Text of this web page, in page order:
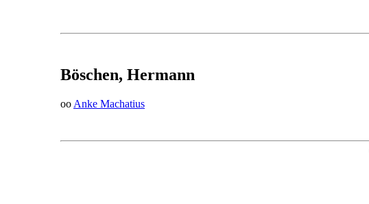
Böschen, Hermann
oo Anke Machatius